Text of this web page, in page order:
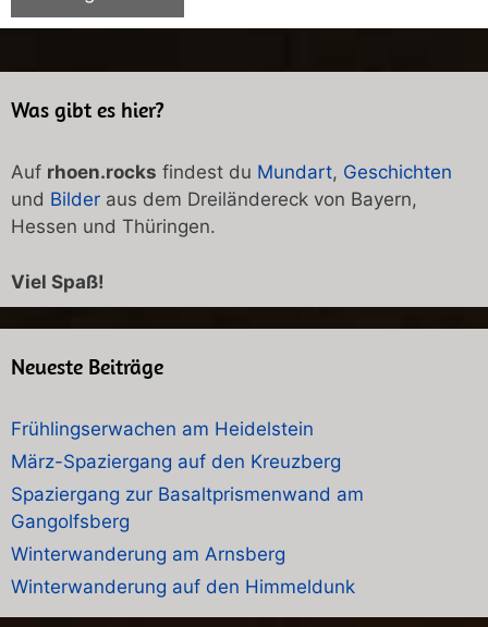
Was gibt es hier?
Auf rhoen.rocks findest du Mundart, Geschichten
und Bilder aus dem Dreiländereck von Bayern,
Hessen und Thüringen.
Viel Spaß!
Neueste Beiträge
Frühlingserwachen am Heidelstein
März-Spaziergang auf den Kreuzberg
Spaziergang zur Basaltprismenwand am
Gangolfsberg
Winterwanderung am Arnsberg
Winterwanderung auf den Himmeldunk